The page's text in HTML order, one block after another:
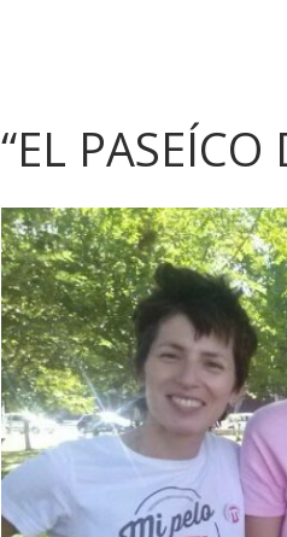
“EL